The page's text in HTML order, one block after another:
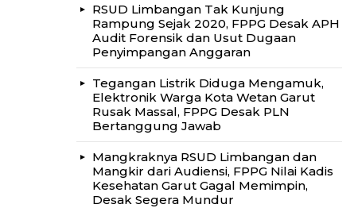
RSUD Limbangan Tak Kunjung
Rampung Sejak 2020, FPPG Desak APH
Audit Forensik dan Usut Dugaan
Penyimpangan Anggaran
Tegangan Listrik Diduga Mengamuk,
Elektronik Warga Kota Wetan Garut
Rusak Massal, FPPG Desak PLN
Bertanggung Jawab
Mangkraknya RSUD Limbangan dan
Mangkir dari Audiensi, FPPG Nilai Kadis
Kesehatan Garut Gagal Memimpin,
Desak Segera Mundur